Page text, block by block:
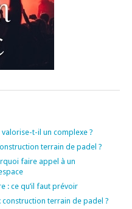
t-il un complexe ?
terrain de padel ?
faire appel à un
: ce qu’il faut prévoir
construction terrain de padel ?